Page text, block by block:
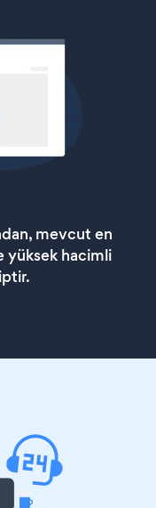
mevcut en
yüksek hacimli